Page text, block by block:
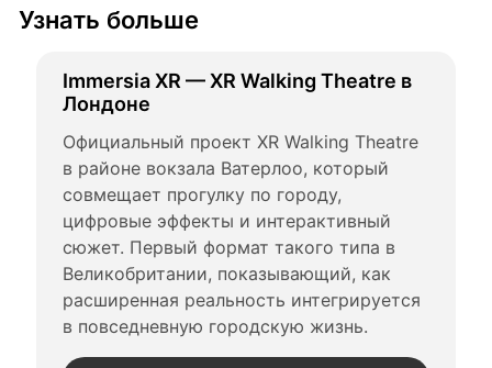
Узнать больше
Immersia XR — XR Walking Theatre в
Лондоне
Официальный проект XR Walking Theatre
в районе вокзала Ватерлоо, который
совмещает прогулку по городу,
цифровые эффекты и интерактивный
сюжет. Первый формат такого типа в
Великобритании, показывающий, как
расширенная реальность интегрируется
в повседневную городскую жизнь.